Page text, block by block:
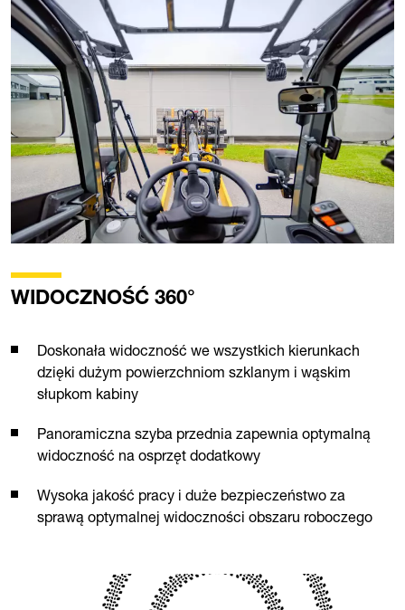
WIDOCZNOŚĆ 360°
Doskonała widoczność we wszystkich kierunkach
dzięki dużym powierzchniom szklanym i wąskim
słupkom kabiny
Panoramiczna szyba przednia zapewnia optymalną
widoczność na osprzęt dodatkowy
Wysoka jakość pracy i duże bezpieczeństwo za
sprawą optymalnej widoczności obszaru roboczego